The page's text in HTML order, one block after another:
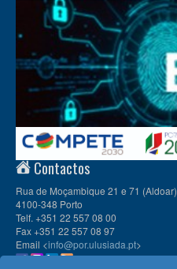
Contactos
Rua de Moçambique 21 e 71 (Aldoar)
4100-348 Porto
Telf. +351 22 557 08 00
Fax +351 22 557 08 97
Email <info@por.ulusiada.pt>